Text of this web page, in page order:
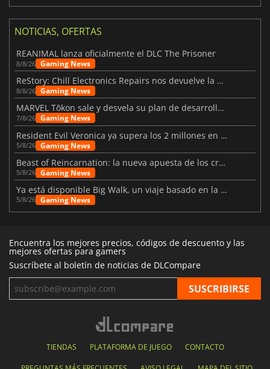
NOTICIAS, OFERTAS
REANIMAL lanza oficialmente el DLC The Prisoner
8/8/26 Gaming News
ReStory: Chill Electronics Repairs nos devuelve la nostalgia de los 2000
8/8/26 Gaming News
MARVEL Tōkon sale y desvela su plan de desarrollo para el primer año
7/8/26 Gaming News
Resident Evil Veronica ya supera los 2 millones en listas de deseados
5/8/26 Gaming News
Beast of Reincarnation: la nueva apuesta de los creadores de Pokémon
5/8/26 Gaming News
Ya está disponible Big Walk, un viaje basado en la amistad
5/8/26 Gaming News
Encuentra los mejores precios, códigos de descuento y las
mejores ofertas para gamers
Suscríbete al boletín de noticias de DLCompare
TIENDAS PLATAFORMA DE JUEGO CONTACTO